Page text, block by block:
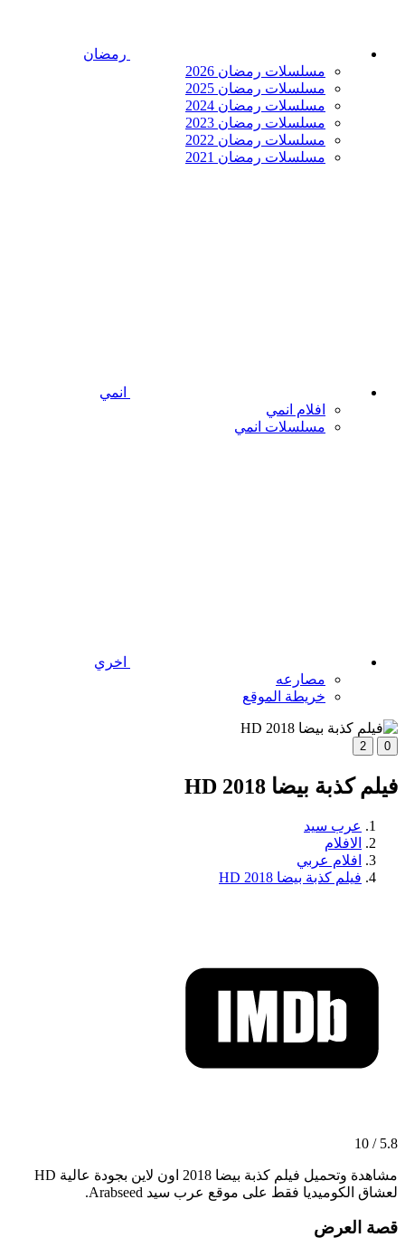
رمضان
مسلسلات رمضان 2026
مسلسلات رمضان 2025
مسلسلات رمضان 2024
مسلسلات رمضان 2023
مسلسلات رمضان 2022
مسلسلات رمضان 2021
انمي
افلام انمي
مسلسلات انمي
اخري
مصارعه
خريطة الموقع
0
2
فيلم كذبة بيضا 2018 HD
عرب سيد
الافلام
افلام عربي
فيلم كذبة بيضا 2018 HD
5.8 / 10
مشاهدة وتحميل فيلم كذبة بيضا 2018 اون لاين بجودة عالية HD
لعشاق الكوميديا فقط على موقع عرب سيد Arabseed.
قصة العرض